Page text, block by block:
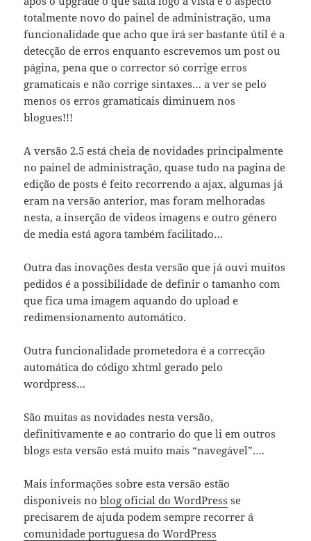
totalmente novo do painel de administração, uma
funcionalidade que acho que irá ser bastante útil é a
detecção de erros enquanto escrevemos um post ou
página, pena que o corrector só corrige erros
gramaticais e não corrige sintaxes… a ver se pelo
menos os erros gramaticais diminuem nos
blogues!!!
A versão 2.5 está cheia de novidades principalmente
no painel de administração, quase tudo na pagina de
edição de posts é feito recorrendo a ajax, algumas já
eram na versão anterior, mas foram melhoradas
nesta, a inserção de videos imagens e outro género
de media está agora também facilitado…
Outra das inovações desta versão que já ouvi muitos
pedidos é a possibilidade de definir o tamanho com
que fica uma imagem aquando do upload e
redimensionamento automático.
Outra funcionalidade prometedora é a correcção
automática do código xhtml gerado pelo
wordpress…
São muitas as novidades nesta versão,
definitivamente e ao contrario do que li em outros
blogs esta versão está muito mais “navegável”….
Mais informações sobre esta versão estão
disponiveis noblog oficial do WordPress se
precisarem de ajuda podem sempre recorrer á
comunidade portuguesa do WordPress